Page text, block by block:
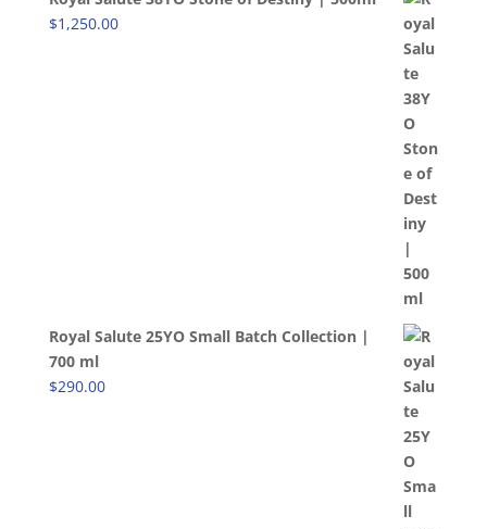
$1,250.00
Royal Salute 25YO Small Batch Collection |
700 ml
$290.00